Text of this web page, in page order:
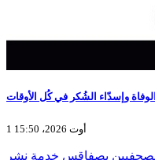
وإسدّاء الشُكر في كُل الأوقات
1 أوت 2026، 15:50
بصفاقس خدمة نشر